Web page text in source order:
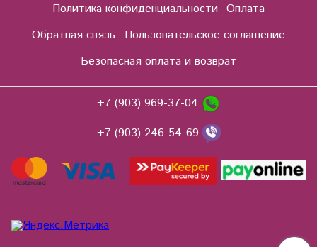
Политика конфиденциальности Оплата
Обратная связь
Пользовательское соглашение
Безопасная оплата и возврат
+7 (903) 969-37-04
+7 (903) 246-54-69